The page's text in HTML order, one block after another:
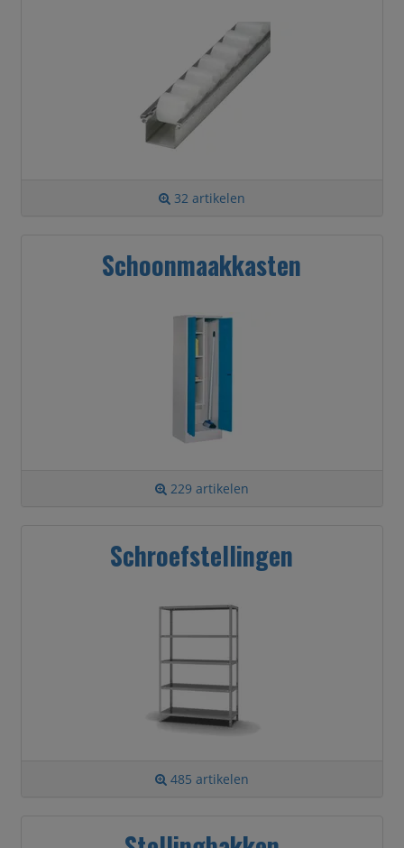
32 artikelen
Schoonmaakkasten
229 artikelen
Schroefstellingen
485 artikelen